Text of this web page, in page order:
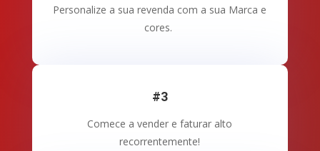
Personalize a sua revenda com a sua Marca e
cores.
#3
Comece a vender e faturar alto
recorrentemente!